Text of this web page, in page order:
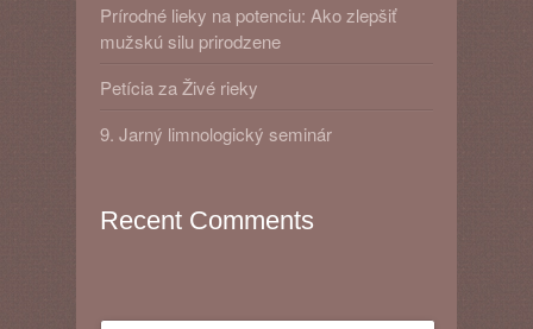
Prírodné lieky na potenciu: Ako zlepšiť
mužskú silu prirodzene
Petícia za Živé rieky
9. Jarný limnologický seminár
Recent Comments